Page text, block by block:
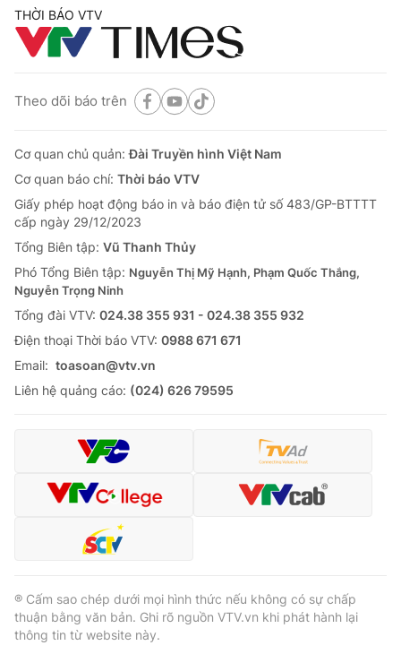
THỜI BÁO VTV
Theo dõi báo trên
Cơ quan chủ quản:Đài Truyền hình Việt Nam
Cơ quan báo chí: Thời báo VTV
Giấy phép hoạt động báo in và báo điện tử số 483/GP-BTTTT
cấp ngày 29/12/2023
Tổng Biên tập: Vũ Thanh Thủy
Phó Tổng Biên tập: Nguyễn Thị Mỹ Hạnh, Phạm Quốc Thắng,
Nguyễn Trọng Ninh
Tổng đài VTV: 024.38 355 931 - 024.38 355 932
Ðiện thoại Thời báo VTV: 0988 671 671
Email: toasoan@vtv.vn
Liên hệ quảng cáo: (024) 626 79595
® Cấm sao chép dưới mọi hình thức nếu không có sự chấp
thuận bằng văn bản. Ghi rõ nguồn VTV.vn khi phát hành lại
thông tin từ website này.